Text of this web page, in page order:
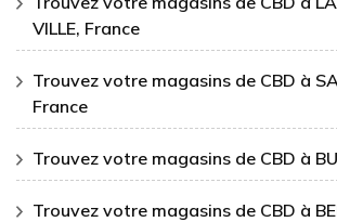
VILLE, France
Trouvez votre magasins de CBD à
France
Trouvez votre magasins de CBD à
Trouvez votre magasins de CBD à